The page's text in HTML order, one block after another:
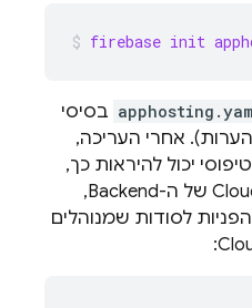
firebase init
בסיסי
אחרי העריכה,
טיפוסי יכול להיראות כך,
של ה-Backend,
לסודות שמנוהלים